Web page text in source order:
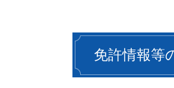
免許情報等